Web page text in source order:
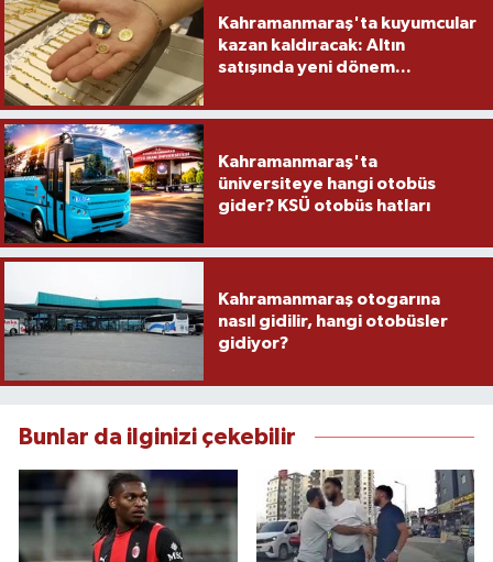
Kahramanmaraş'ta kuyumcular
kazan kaldıracak: Altın
satışında yeni dönem...
Kahramanmaraş'ta
üniversiteye hangi otobüs
gider? KSÜ otobüs hatları
Kahramanmaraş otogarına
nasıl gidilir, hangi otobüsler
gidiyor?
Bunlar da ilginizi çekebilir